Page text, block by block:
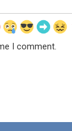
I comment.